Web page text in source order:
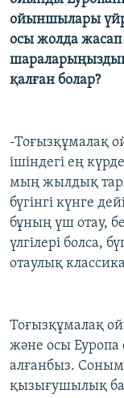
ойыншылары
осы жолда
қалған болар?
-Тоғызқұмалақ
ішіндегі ең
мың жылдық
бүгінгі күнге
бұның үш отау,
үлгілері болса,
отаулық
Тоғызқұмалақ
және осы Еуропа
алғанбыз.
қызығушылық